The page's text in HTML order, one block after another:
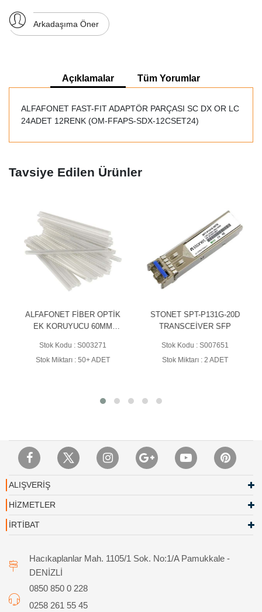
Arkadaşıma Öner
Açıklamalar Tüm Yorumlar
ALFAFONET FAST-FIT ADAPTÖR PARÇASI SC DX OR LC
24ADET 12RENK (OM-FFAPS-SDX-12CSET24)
Tavsiye Edilen Ürünler
ALFAFONET FİBER OPTİK
EK KORUYUCU 60MM
(100 ADET)
Stok Kodu : S003271
Stok Miktarı : 50+ ADET
STONET SPT-P131G-20D
TRANSCEİVER SFP
Stok Kodu : S007651
Stok Miktarı : 2 ADET
ALIŞVERİŞ
HİZMETLER
İRTİBAT
Hacıkaplanlar Mah. 1105/1 Sok. No:1/A Pamukkale -
DENİZLİ
0850 850 0 228
0258 261 55 45